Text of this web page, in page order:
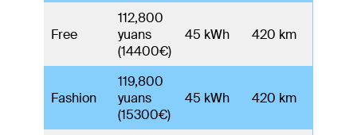
Free
112,800
yuans
(14400€)
45 kWh 420 km
Fashion
119,800
yuans
(15300€)
45 kWh 420 km